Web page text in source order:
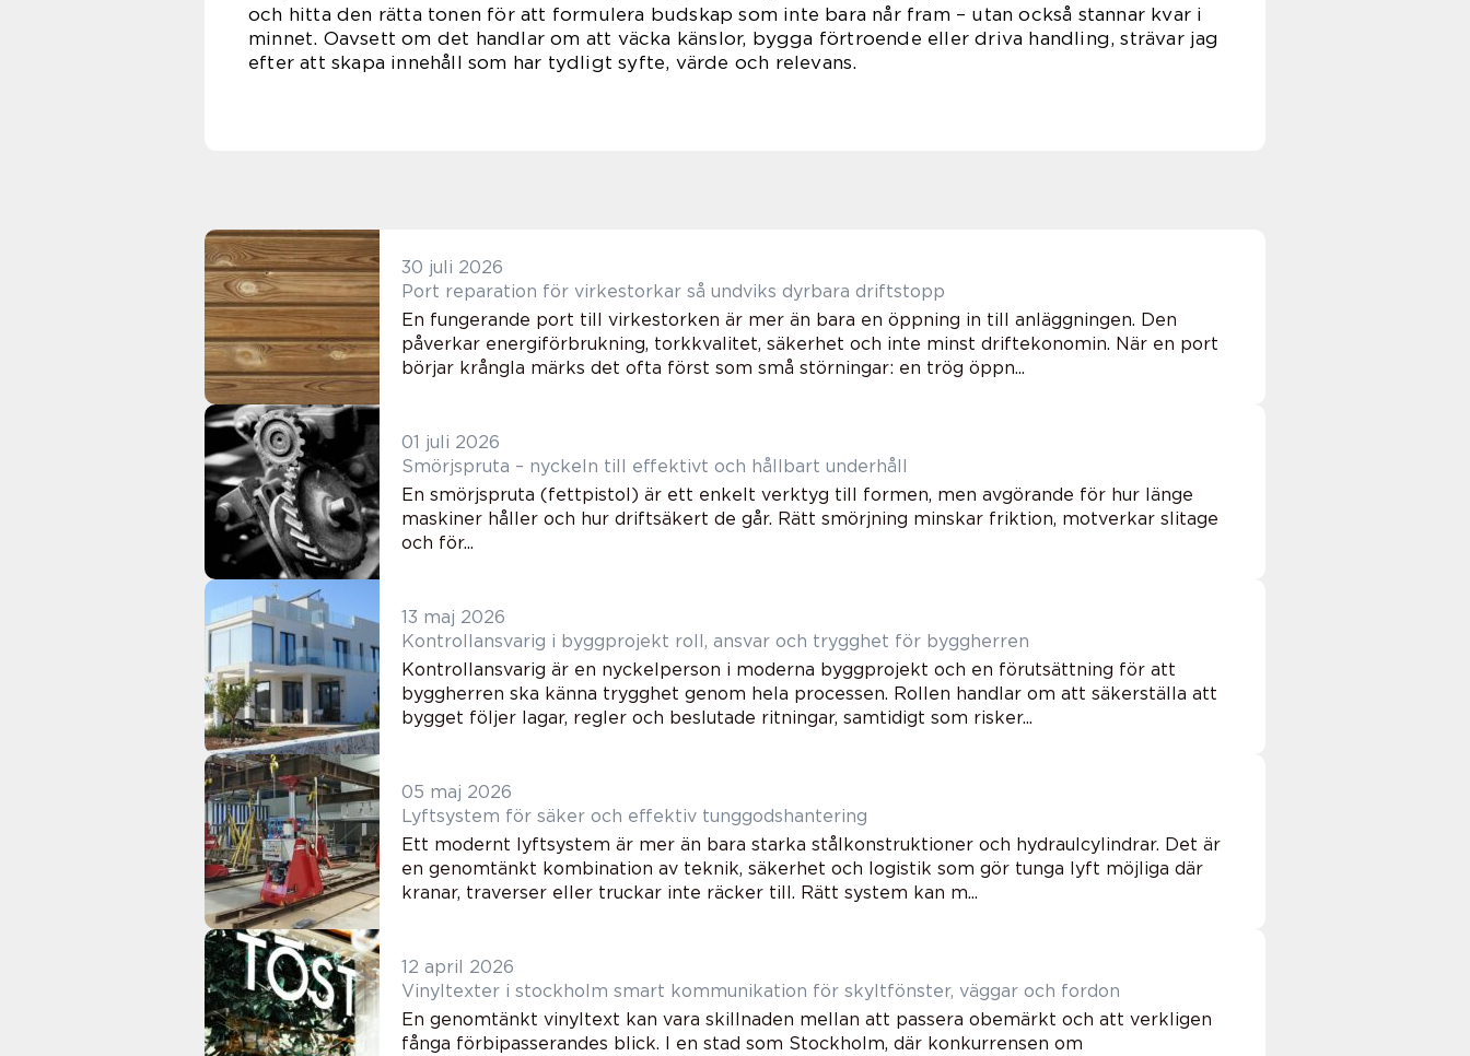
och hitta den rätta tonen för att formulera budskap som inte bara når fram – utan också stannar kvar i
minnet. Oavsett om det handlar om att väcka känslor, bygga förtroende eller driva handling, strävar jag
efter att skapa innehåll som har tydligt syfte, värde och relevans.
30 juli 2026
Port reparation för virkestorkar så undviks dyrbara driftstopp
En fungerande port till virkestorken är mer än bara en öppning in till anläggningen. Den
påverkar energiförbrukning, torkkvalitet, säkerhet och inte minst driftekonomin. När en port
börjar krångla märks det ofta först som små störningar: en trög öppn...
01 juli 2026
Smörjspruta – nyckeln till effektivt och hållbart underhåll
En smörjspruta (fettpistol) är ett enkelt verktyg till formen, men avgörande för hur länge
maskiner håller och hur driftsäkert de går. Rätt smörjning minskar friktion, motverkar slitage
och för...
13 maj 2026
Kontrollansvarig i byggprojekt roll, ansvar och trygghet för byggherren
Kontrollansvarig är en nyckelperson i moderna byggprojekt och en förutsättning för att
byggherren ska känna trygghet genom hela processen. Rollen handlar om att säkerställa att
bygget följer lagar, regler och beslutade ritningar, samtidigt som risker...
05 maj 2026
Lyftsystem för säker och effektiv tunggodshantering
Ett modernt lyftsystem är mer än bara starka stålkonstruktioner och hydraulcylindrar. Det är
en genomtänkt kombination av teknik, säkerhet och logistik som gör tunga lyft möjliga där
kranar, traverser eller truckar inte räcker till. Rätt system kan m...
12 april 2026
Vinyltexter i stockholm smart kommunikation för skyltfönster, väggar och fordon
En genomtänkt vinyltext kan vara skillnaden mellan att passera obemärkt och att verkligen
fånga förbipasserandes blick. I en stad som Stockholm, där konkurrensen om